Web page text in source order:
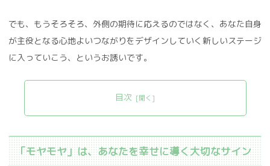
でも、もうそろそろ、外側の期待に応えるのではなく、あなた自身
が主役となる心地よいつながりをデザインしていく新しいステージ
に入っていこう、というお誘いです。
目次
「モヤモヤ」は、あなたを幸せに導く大切なサイン